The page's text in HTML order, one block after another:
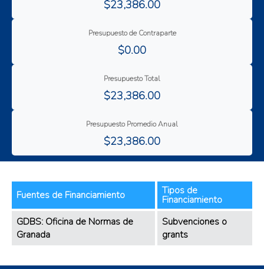
$23,386.00
Presupuesto de Contraparte
$0.00
Presupuesto Total
$23,386.00
Presupuesto Promedio Anual
$23,386.00
Fuentes de Financiamiento Tipos de
Financiamiento
GDBS: Oficina de Normas de
Granada
Subvenciones o
grants